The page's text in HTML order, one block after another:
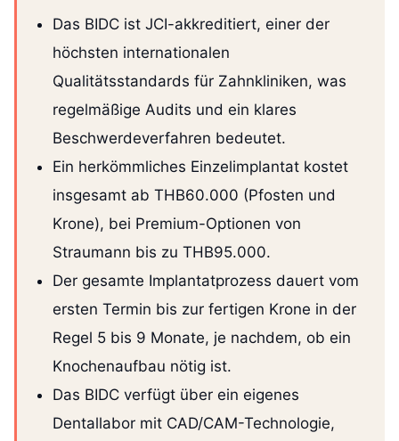
Das BIDC ist JCI-akkreditiert, einer der
höchsten internationalen
Qualitätsstandards für Zahnkliniken, was
regelmäßige Audits und ein klares
Beschwerdeverfahren bedeutet.
Ein herkömmliches Einzelimplantat kostet
insgesamt ab THB60.000 (Pfosten und
Krone), bei Premium-Optionen von
Straumann bis zu THB95.000.
Der gesamte Implantatprozess dauert vom
ersten Termin bis zur fertigen Krone in der
Regel 5 bis 9 Monate, je nachdem, ob ein
Knochenaufbau nötig ist.
Das BIDC verfügt über ein eigenes
Dentallabor mit CAD/CAM-Technologie,